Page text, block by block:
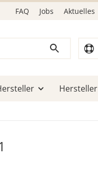
FAQ Jobs Aktuelles
Hersteller